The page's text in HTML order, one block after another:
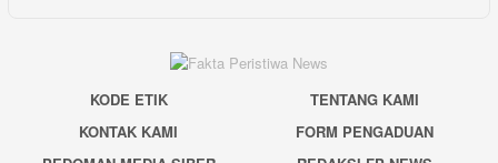
KODE ETIK
TENTANG KAMI
KONTAK KAMI
FORM PENGADUAN